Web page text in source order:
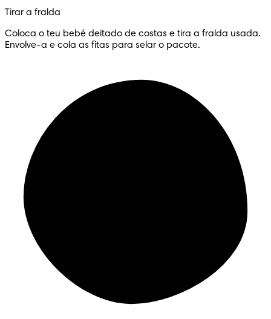
Tirar a fralda
Coloca o teu bebé deitado de costas e tira a fralda usada.
Envolve-a e cola as fitas para selar o pacote.